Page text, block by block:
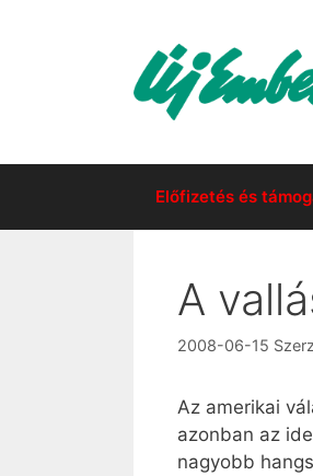
Előfizetés és
A
2008-06-15
Az amerikai
azonban az
nagyobb